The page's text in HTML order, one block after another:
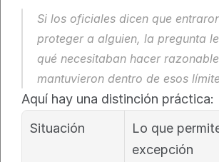
Si los oficiales dicen que
proteger a alguien, la pregunta
qué necesitaban hacer
mantuvieron dentro de esos
Aquí hay una distinción práctica:
Situación
Lo que
excepción